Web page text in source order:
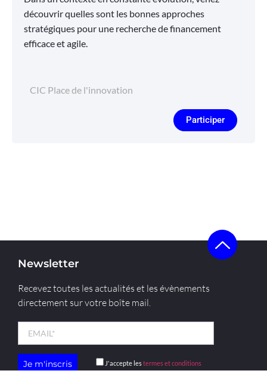
découvrir quelles sont les bonnes approches
stratégiques pour une recherche de financement
efficace et agile.
CIC Place de l'innovation
Participer
Newsletter
Recevez toutes les actualités et les évènements
directement sur votre boîte mail.
J'accepte lestermes et conditions